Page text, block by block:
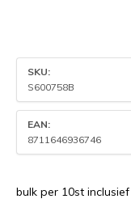
SKU:
S600758B
EAN:
8711646936746
bulk per 10st